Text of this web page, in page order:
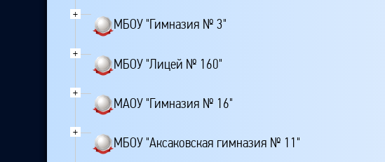
+
МБОУ "Гимназия № 3"
+
МБОУ "Лицей № 160"
+
МАОУ "Гимназия № 16"
+
МБОУ "Аксаковская гимназия № 11"